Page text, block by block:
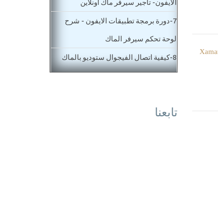
الايفون- تأجير سيرفر ماك اونلاين
7- دورة برمجة تطبيقات الايفون - شرح
لوحة تحكم سيرفر الماك
8- كيفية اتصال الفيجوال ستوديو بالماك
Connect to MAC Xamarin
تابعنا